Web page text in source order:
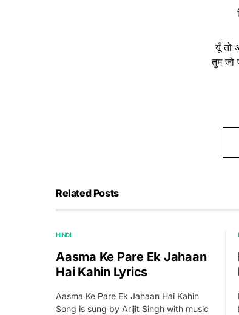
यूँ तो
तुम जो
Related Posts
HINDI
Aasma Ke Pare Ek Jahaan
Hai Kahin Lyrics
Aasma Ke Pare Ek Jahaan Hai Kahin
Song is sung by Arijit Singh with music